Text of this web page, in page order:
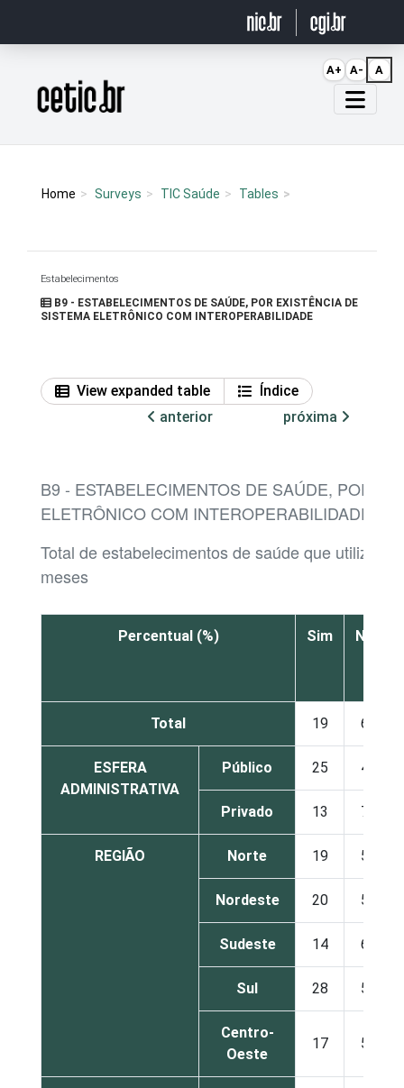
Página inicial
Home Surveys TIC Saúde Tables
Estabelecimentos
B9 - ESTABELECIMENTOS DE SAÚDE, POR EXISTÊNCIA DE
SISTEMA ELETRÔNICO COM INTEROPERABILIDADE
View expanded table
Índice
anterior
próxima
B9 - ESTABELECIMENTOS DE SAÚDE, POR
ELETRÔNICO COM INTEROPERABILIDADE
Total de estabelecimentos de saúde que
meses
Percentual (%) Sim Não
Total 19 60
ESFERA
ADMINISTRATIVA
Público 25 45
Privado 13 73
REGIÃO Norte 19 54
Nordeste 20 55
Sudeste 14 66
Sul 28 59
Centro-
Oeste
17 57
A+ A- A